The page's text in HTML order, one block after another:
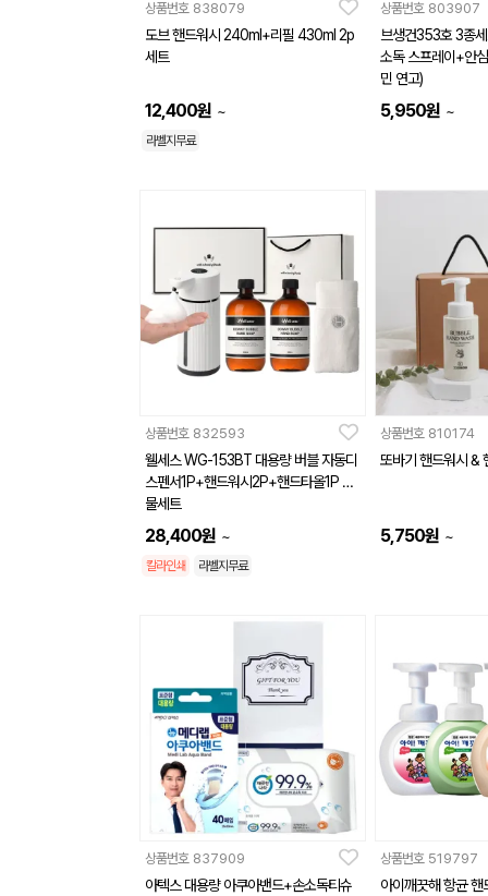
상품번호 838079
도브 핸드워시 240ml+리필 430ml 2p
세트
12,400원 ~
라벨지무료
상품번호 803907
브생건353호 3종
소독 스프레이+안
민 연고)
5,950원 ~
상품번호 832593
웰세스 WG-153BT 대용량 버블 자동디
스펜서1P+핸드워시2P+핸드타올1P 선
물세트
28,400원 ~
칼라인쇄 라벨지무료
상품번호 810174
또바기 핸드워시 &
5,750원 ~
상품번호 837909
아텍스 대용량 아쿠아밴드+손소독티슈
상품번호 519797
아이깨끗해 항균